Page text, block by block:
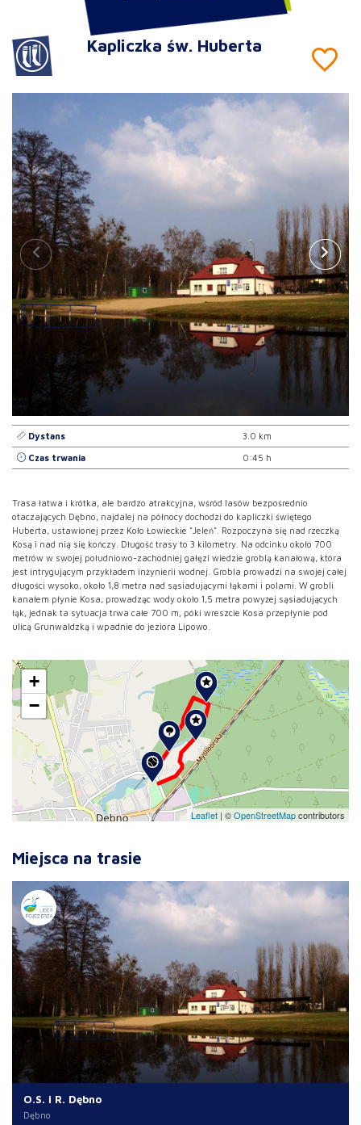
Kapliczka św. Huberta
Dystans 3.0 km
Czas trwania 0:45 h
Trasa łatwa i krótka, ale bardzo atrakcyjna, wśród lasów bezpośrednio
otaczających Dębno, najdalej na północy dochodzi do kapliczki świętego
Huberta, ustawionej przez Koło Łowieckie "Jeleń". Rozpoczyna się nad rzeczką
Kosą i nad nią się kończy. Długość trasy to 3 kilometry. Na odcinku około 700
metrów w swojej południowo-zachodniej gałęzi wiedzie groblą kanałową, która
jest intrygującym przykładem inżynierii wodnej. Grobla prowadzi na swojej całej
długości wysoko, około 1,8 metra nad sąsiadującymi łąkami i polami. W grobli
kanałem płynie Kosa, prowadząc wody około 1,5 metra powyżej sąsiadujących
łąk, jednak ta sytuacja trwa całe 700 m, póki wreszcie Kosa przepłynie pod
ulicą Grunwaldzką i wpadnie do jeziora Lipowo.
+
−
Leaflet | ©OpenStreetMapcontributors
Miejsca na trasie
O.S. i R. Dębno
Dębno